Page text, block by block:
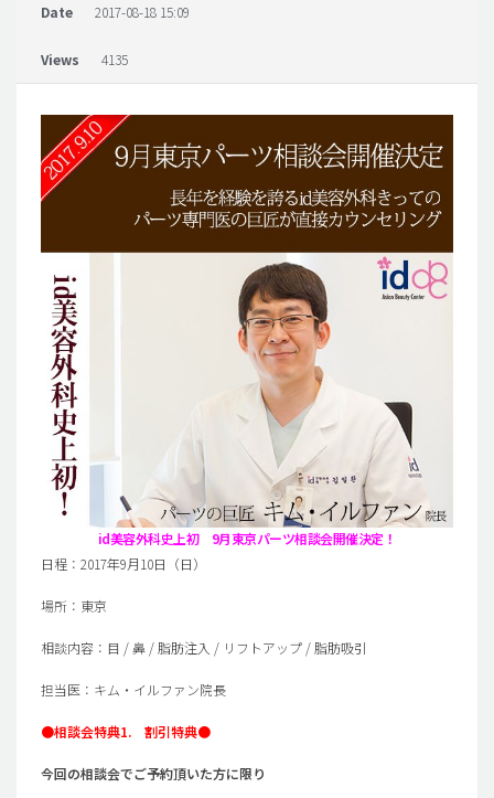
idニュース
病院紹介
ご相談のお問い合わせ
Date 2017-08-18 15:09
Views 4135
id美容外科史上初 9月東京パーツ相談会開催決定！
日程：2017年9月10日（日）
場所：東京
相談内容：目 / 鼻 / 脂肪注入 / リフトアップ / 脂肪吸引
担当医：キム・イルファン院長
●相談会特典1. 割引特典●
今回の相談会でご予約頂いた方に限り